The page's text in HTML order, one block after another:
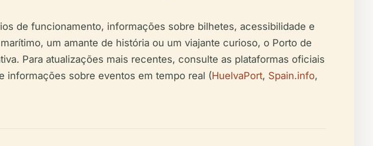
de funcionamento, informações sobre bilhetes, acessibilidade e
um amante de história ou um viajante curioso, o Porto de
Para atualizações mais recentes, consulte as plataformas oficiais
informações sobre eventos em tempo real (HuelvaPort, Spain.info,